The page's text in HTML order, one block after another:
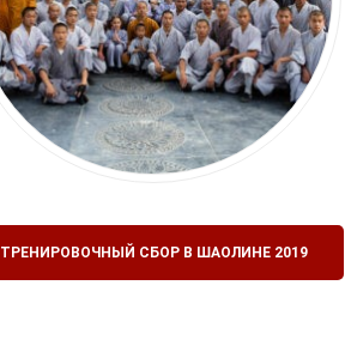
ТРЕНИРОВОЧНЫЙ СБОР В ШАОЛИНЕ 2019